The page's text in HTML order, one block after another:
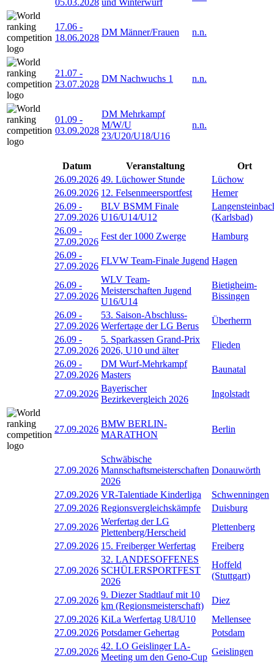
17.06 -
18.06.2028
DM Männer/Frauen n.n.
21.07 -
23.07.2028
DM Nachwuchs 1 n.n.
01.09 -
03.09.2028
DM Mehrkampf
M/W/U
23/U20/U18/U16
n.n.
Datum Veranstaltung
Ort
26.09.2026 49. Lüchower Stunde
Lüchow
26.09.2026 12. Felsenmeersportfest
Hemer
26.09 -
27.09.2026
BLV BSMM Finale
U16/U14/U12
(Karlsbad)
26.09 -
27.09.2026
Fest der 1000 Zwerge
Hamburg
26.09 -
27.09.2026
FLVW Team-Finale Jugend Hagen
26.09 -
27.09.2026
WLV Team-
Meisterschaften Jugend
U16/U14
Bietigheim-
Bissingen
26.09 -
27.09.2026
53. Saison-Abschluss-
Werfertage der LG Berus
Überherrn
26.09 -
27.09.2026
5. Sparkassen Grand-Prix
2026, U10 und älter
Flieden
26.09 -
27.09.2026
DM Wurf-Mehrkampf
Masters
Baunatal
27.09.2026
Bayerischer
Bezirkevergleich 2026
Ingolstadt
27.09.2026
BMW BERLIN-
MARATHON
Berlin
27.09.2026
Schwäbische
Mannschaftsmeisterschaften
2026
Donauwörth
27.09.2026 VR-Talentiade Kinderliga
Schwenningen
27.09.2026 Regionsvergleichskämpfe
Duisburg
27.09.2026
Werfertag der LG
Plettenberg/Herscheid
Plettenberg
27.09.2026 15. Freiberger Werfertag Freiberg
27.09.2026
32. LANDESOFFENES
SCHÜLERSPORTFEST
2026
Hoffeld
(Stuttgart)
27.09.2026
9. Diezer Stadtlauf mit 10
km (Regionsmeisterschaft)
Diez
27.09.2026 KiLa Werfertag U8/U10
Mellensee
27.09.2026 Potsdamer Gehertag
Potsdam
27.09.2026
42. LO Geislinger LA-
Meeting um den Geno-Cup
Geislingen